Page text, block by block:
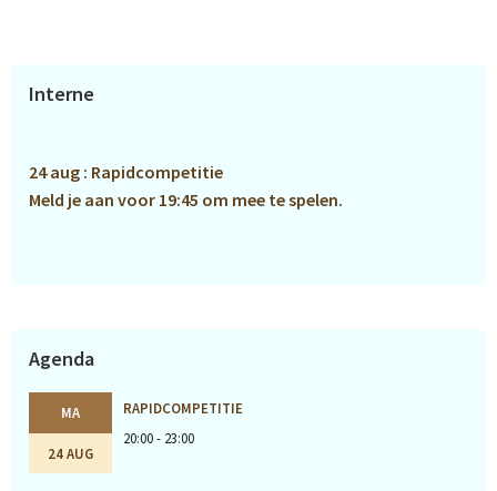
Primaire
Interne
24 aug : Rapidcompetitie
Meld je aan voor 19:45 om mee te spelen.
Agenda
MA
24 AUG
RAPIDCOMPETITIE
20:00 - 23:00